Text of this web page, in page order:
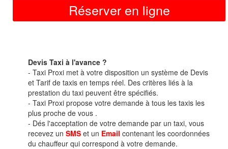
Réserver en ligne
Devis Taxi à l'avance ?
- Taxi Proxi met à votre disposition un système de Devis
et Tarif de taxis en temps réel. Des critères liés à la
prestation du taxi peuvent être spécifiés.
- Taxi Proxi propose votre demande à tous les taxis les
plus proche de vous .
- Dés l'acceptation de votre demande par un taxi, vous
recevez un SMS et un Email contenant les coordonnées
du chauffeur qui correspond à votre demande.